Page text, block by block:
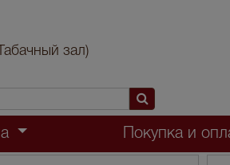
зал)
Покупка и